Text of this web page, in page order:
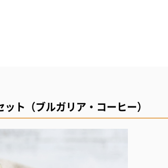
ト（ブルガリア・コーヒー）